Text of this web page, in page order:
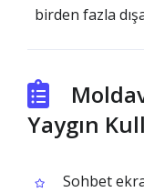
birden fazla
Yaygın
Sohbet